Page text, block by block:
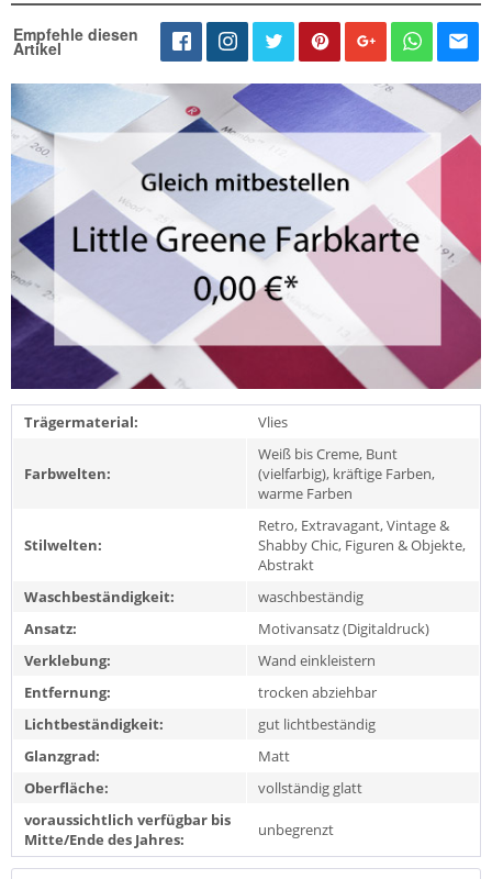
Empfehle diesen
Artikel
Trägermaterial: Vlies
Farbwelten:
Weiß bis Creme, Bunt
(vielfarbig), kräftige Farben,
warme Farben
Stilwelten:
Retro, Extravagant, Vintage &
Shabby Chic, Figuren & Objekte,
Abstrakt
Waschbeständigkeit:
waschbeständig
Ansatz:
Motivansatz (Digitaldruck)
Verklebung:
Wand einkleistern
Entfernung:
trocken abziehbar
Lichtbeständigkeit:
gut lichtbeständig
Glanzgrad:
Matt
Oberfläche:
vollständig glatt
voraussichtlich verfügbar bis
Mitte/Ende des Jahres:
unbegrenzt